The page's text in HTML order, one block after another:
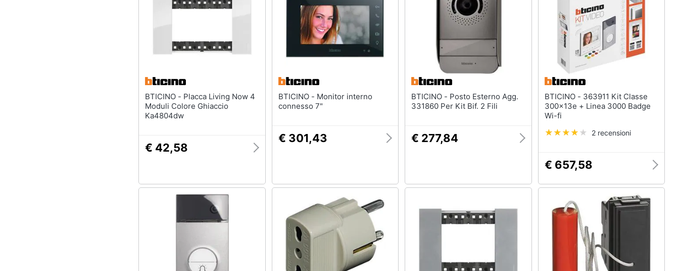
BTICINO - Placca Living Now 4
Moduli Colore Ghiaccio
Ka4804dw
€ 42,58
BTICINO - Monitor interno
connesso 7"
€ 301,43
BTICINO - Posto Esterno Agg.
331860 Per Kit Bif. 2 Fili
€ 277,84
BTICINO - 363911 Kit Classe
300x13e + Linea 3000 Badge
Wi-fi
2 recensioni
€ 657,58